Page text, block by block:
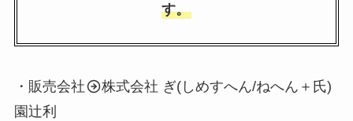
す。
・販売会社
株式会社 ぎ(しめすへん/ねへん＋氏)
園辻利